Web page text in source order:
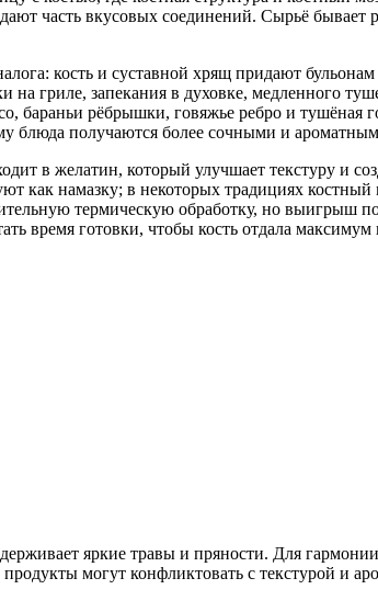
часть вкусовых соединений. Сырьё
кость и суставной хрящ придают
гриле, запекания в духовке, медленного
рёбрышки, говяжье ребро и тушёная
блюда получаются более сочными и
в желатин, который улучшает текстуру и
как намазку; в некоторых традициях
термическую обработку, но выигрыш
время готовки, чтобы кость отдала
яркие травы и пряности. Для
могут конфликтовать с текстурой и